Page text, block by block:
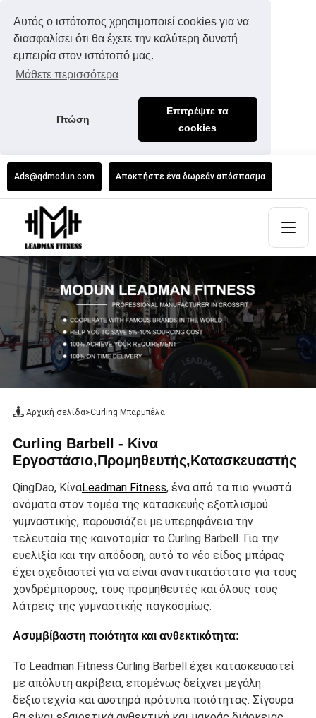
Αυτός ο ιστότοπος χρησιμοποιεί cookies για να
διασφαλίσει ότι θα έχετε την καλύτερη δυνατή
εμπειρία στον ιστότοπό μας.
Μάθετε περισσότερα
Πτώση
Επιτρέψτε τα
cookies
Ads@qdmodun.com Αποκτήστε ένα δωρεάν απόσπασμα
Αρχική σελίδα>Curling Μπαρμπέλα
Curling Barbell - Κίνα
Εργοστάσιο,Προμηθευτής,Κατασκευαστής
QingDao, ΚίναLeadman Fitness, ένα από τα πιο γνωστά
ονόματα στον τομέα της κατασκευής εξοπλισμού
γυμναστικής, παρουσιάζει με υπερηφάνεια την
τελευταία της καινοτομία: το Curling Barbell. Για την
ευελιξία και την απόδοση, αυτό το νέο είδος μπάρας
έχει σχεδιαστεί για να είναι αναντικατάστατο για τους
χονδρέμπορους, τους προμηθευτές και όλους τους
λάτρεις της γυμναστικής παγκοσμίως.
Ασυμβίβαστη ποιότητα και ανθεκτικότητα:
Το Leadman Fitness Curling Barbell έχει κατασκευαστεί
με απόλυτη ακρίβεια, επομένως δείχνει μεγάλη
δεξιοτεχνία και αυστηρά πρότυπα ποιότητας. Σίγουρα